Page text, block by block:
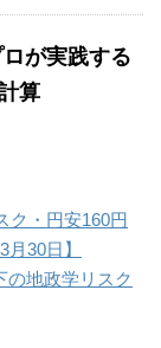
が実践する
算
ク・円安160円
30日】
の地政学リスク